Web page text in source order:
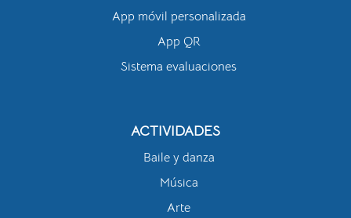
App móvil personalizada
App QR
Sistema evaluaciones
ACTIVIDADES
Baile y danza
Música
Arte